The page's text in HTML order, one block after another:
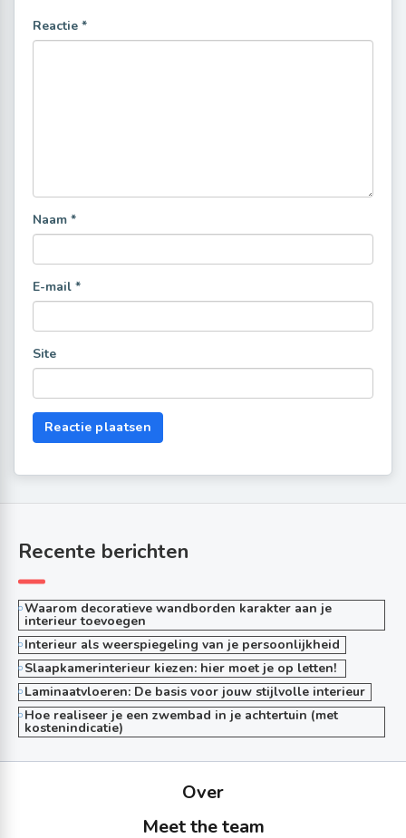
Reactie *
Naam *
E-mail *
Site
Recente berichten
Waarom decoratieve wandborden karakter aan je
interieur toevoegen
Interieur als weerspiegeling van je persoonlijkheid
Slaapkamerinterieur kiezen: hier moet je op letten!
Laminaatvloeren: De basis voor jouw stijlvolle interieur
Hoe realiseer je een zwembad in je achtertuin (met
kostenindicatie)
Over
Meet the team